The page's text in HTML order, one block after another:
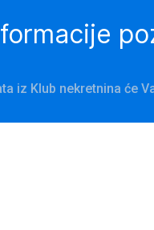
iz Klub nekretnina će